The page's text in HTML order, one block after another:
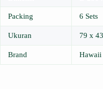
Packing 6 Sets
Ukuran 79 x
Brand Hawaii